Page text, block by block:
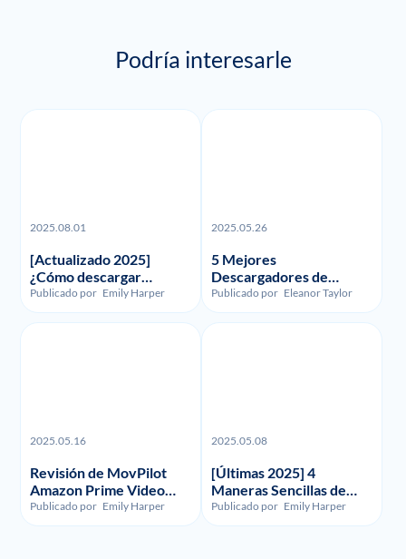
Podría interesarle
2025.08.01
[Actualizado 2025]
¿Cómo descargar
grabaciones y vídeos de
FuboTV?
Publicado por Emily Harper
2025.05.26
5 Mejores
Descargadores de
Funimation en 2023:
Reseñados y
Comparados
Publicado por Eleanor Taylor
2025.05.16
Revisión de MovPilot
Amazon Prime Video
Downloader - Ilegalidad,
Uso y Precio
Publicado por Emily Harper
2025.05.08
[Últimas 2025] 4
Maneras Sencillas de
Grabar la Pantalla en
HBO Max
Publicado por Emily Harper